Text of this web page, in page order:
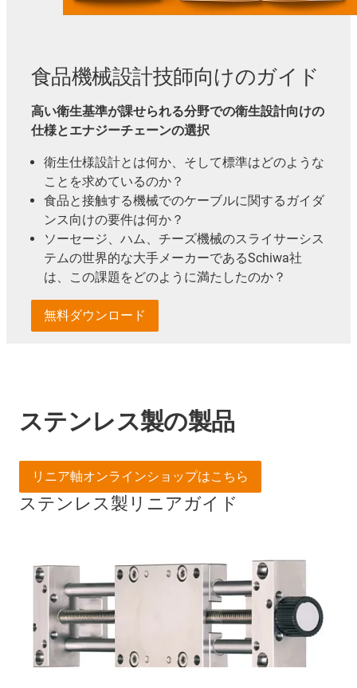
食品機械設計技師向けのガイド
高い衛生基準が課せられる分野での衛生設計向けの
仕様とエナジーチェーンの選択
衛生仕様設計とは何か、そして標準はどのような
ことを求めているのか？
食品と接触する機械でのケーブルに関するガイダ
ンス向けの要件は何か？
ソーセージ、ハム、チーズ機械のスライサーシス
テムの世界的な大手メーカーであるSchiwa社
は、この課題をどのように満たしたのか？
無料ダウンロード
ステンレス製の製品
ステンレス製リニアガイド
リニア軸オンラインショップはこちら